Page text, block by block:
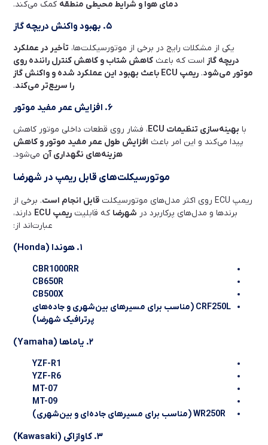
دمای هوا و شرایط محیطی منطقه کمک می‌کند.
۵. بهبود واکنش دریچه گاز
یکی از مشکلات رایج در برخی از موتورسیکلت‌ها، تأخیر در عملکرد
دریچه گاز است که باعث کاهش شتاب و کاهش کنترل راننده روی
موتور می‌شود.
ریمپ ECU باعث بهبود این عملکرد شده و واکنش گاز
را سریع‌تر می‌کند.
۶. افزایش عمر مفید موتور
با بهینه‌سازی تنظیمات ECU
، فشار روی قطعات داخلی موتور کاهش
پیدا می‌کند و این امر باعث افزایش طول عمر مفید موتور و کاهش
هزینه‌های نگهداری آن می‌شود.
موتورسیکلت‌های قابل ریمپ در شهرضا
ریمپ ECU روی اکثر مدل‌های موتورسیکلت قابل انجام است. برخی از
برندها و مدل‌های پرکاربرد در شهرضا که قابلیت ریمپ ECU
دارند،
عبارت‌اند از:
۱. هوندا (Honda)
CBR1000RR
CB650R
CB500X
CRF250L (مناسب برای مسیرهای بین‌شهری و جاده‌های
پرترافیک شهرضا)
۲. یاماها (Yamaha)
YZF-R1
YZF-R6
MT-07
MT-09
WR250R (مناسب برای مسیرهای جاده‌ای و بین‌شهری)
۳. کاوازاکی (Kawasaki)